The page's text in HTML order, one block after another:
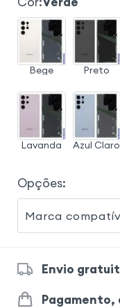
Bege Preto
Lavanda Azul Claro
Opções:
Marca
Envio